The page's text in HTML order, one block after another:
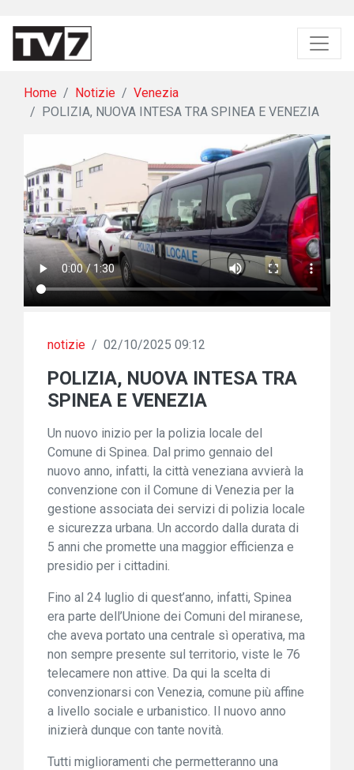
Home Notizie
Venezia
POLIZIA, NUOVA INTESA TRA SPINEA E VENEZIA
notizie / 02/10/2025 09:12
POLIZIA, NUOVA INTESA TRA
SPINEA E VENEZIA
Un nuovo inizio per la polizia locale del
Comune di Spinea. Dal primo gennaio del
nuovo anno, infatti, la città veneziana avvierà la
convenzione con il Comune di Venezia per la
gestione associata dei servizi di polizia locale
e sicurezza urbana. Un accordo dalla durata di
5 anni che promette una maggior efficienza e
presidio per i cittadini.
Fino al 24 luglio di quest’anno, infatti, Spinea
era parte dell’Unione dei Comuni del miranese,
che aveva portato una centrale sì operativa, ma
non sempre presente sul territorio, viste le 76
telecamere non attive. Da qui la scelta di
convenzionarsi con Venezia, comune più affine
a livello sociale e urbanistico. Il nuovo anno
inizierà dunque con tante novità.
Tutti miglioramenti che permetteranno una